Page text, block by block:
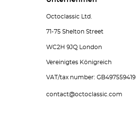
Octoclassic Ltd.
71-75 Shelton Street
WC2H 9JQ London
Vereinigtes Königreich
VAT/tax number: GB497559419
contact@octoclassic.com